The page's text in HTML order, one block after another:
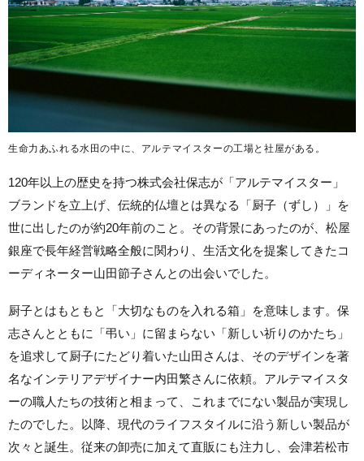
生命力あふれる水田の中に、アルテマイスターの工場と社屋がある。
120年以上の歴史を持つ株式会社保志が「アルテマイスター」
ブランドを立上げ、伝統的仏壇とは異なる「厨子（ずし）」を
世に出したのが約20年前のこと。その背景にあったのが、松屋
銀座で長年経営戦略全般に関わり、生活文化を提案してきたコ
ーディネーター山田節子さんとの出会いでした。
厨子とはもともと「大切なものを入れる箱」を意味します。保
志さんとともに「弔い」に留まらない「新しい祈りのかたち」
を追求して厨子にたどり着いた山田さんは、そのデザインを著
名なインテリアデザイナー内田繁さんに依頼。アルテマイスタ
ーの職人たちの技術と相まって、これまでにない製品が実現し
たのでした。以降、現代のライフスタイルに沿う新しい製品が
次々と誕生。従来の卸売に加えて直販にも注力し、会津若松市